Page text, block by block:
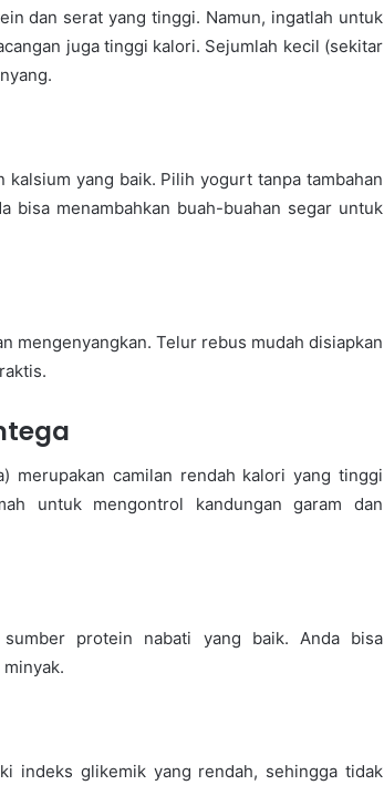
dan serat yang tinggi. Namun, ingatlah untuk
juga tinggi kalori. Sejumlah kecil (sekitar
yang baik. Pilih yogurt tanpa tambahan
bisa menambahkan buah-buahan segar untuk
mengenyangkan. Telur rebus mudah disiapkan
merupakan camilan rendah kalori yang tinggi
untuk mengontrol kandungan garam dan
protein nabati yang baik. Anda bisa
indeks glikemik yang rendah, sehingga tidak